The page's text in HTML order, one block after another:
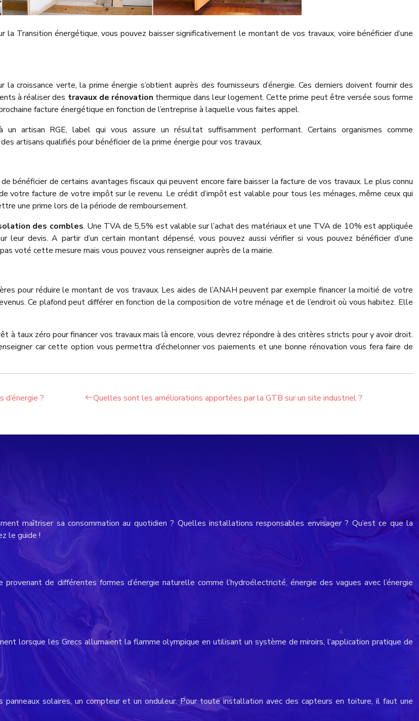
la Transition énergétique, vous pouvez baisser significativement le montant de vos travaux, voire bénéficier d’une
croissance verte, la prime énergie s’obtient auprès des fournisseurs d’énergie. Ces derniers doivent fournir des
à réaliser des travaux de rénovation thermique dans leur logement. Cette prime peut être versée sous forme
facture énergétique en fonction de l’entreprise à laquelle vous faites appel.
artisan RGE, label qui vous assure un résultat suffisamment performant. Certains organismes comme
artisans qualifiés pour bénéficier de la prime énergie pour vos travaux.
bénéficier de certains avantages fiscaux qui peuvent encore faire baisser la facture de vos travaux. Le plus connu
facture de votre impôt sur le revenu. Le crédit d’impôt est valable pour tous les ménages, même ceux qui
une prime lors de la période de remboursement.
des combles. Une TVA de 5,5% est valable sur l’achat des matériaux et une TVA de 10% est appliquée
devis. A partir d’un certain montant dépensé, vous pouvez aussi vérifier si vous pouvez bénéficier d’une
voté cette mesure mais vous pouvez vous renseigner auprès de la mairie.
pour réduire le montant de vos travaux. Les aides de l’ANAH peuvent par exemple financer la moitié de votre
Ce plafond peut différer en fonction de la composition de votre ménage et de l’endroit où vous habitez. Elle
à taux zéro pour financer vos travaux mais là encore, vous devrez répondre à des critères stricts pour y avoir droit.
car cette option vous permettra d’échelonner vos paiements et une bonne rénovation vous fera faire de
d’énergie ? Quelles sont les améliorations apportées par la GTB sur un site industriel ?
maîtriser sa consommation au quotidien ? Quelles installations responsables envisager ? Qu’est ce que la
le guide !
de différentes formes d’énergie naturelle comme l’hydroélectricité, énergie des vagues avec l’énergie
lorsque les Grecs allumaient la flamme olympique en utilisant un système de miroirs, l’application pratique de
solaires, un compteur et un onduleur. Pour toute installation avec des capteurs en toiture, il faut une